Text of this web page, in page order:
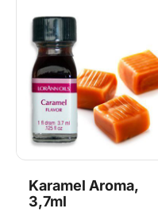
lignende til at dosere med.
Gluten og sukkerfri.
Karamel Aroma,
3,7ml